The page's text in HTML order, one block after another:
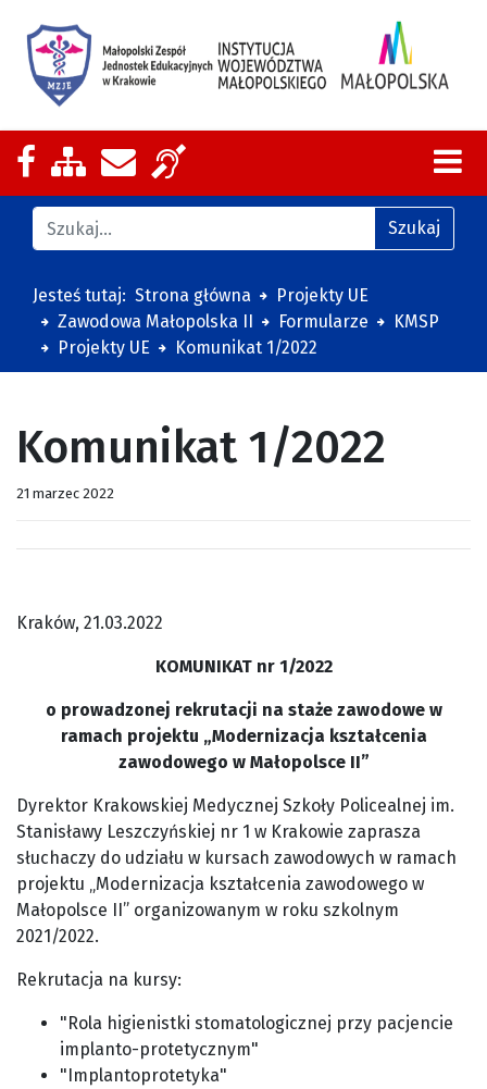
Nasza strona na Facebooku
Zobacz mapę strony
Wyślij emailZakres działalności z tłumaczeniem
Jesteś tutaj: Strona główna
Projekty UE
Zawodowa Małopolska II
Formularze
KMSP
Projekty UE
Komunikat 1/2022
Znajdź na stronie Szukaj
Komunikat 1/2022
21 marzec 2022
Kraków, 21.03.2022
KOMUNIKAT nr 1/2022
o prowadzonej rekrutacji na staże zawodowe w
ramach projektu „Modernizacja kształcenia
zawodowego w Małopolsce II”
Dyrektor Krakowskiej Medycznej Szkoły Policealnej im.
Stanisławy Leszczyńskiej nr 1 w Krakowie zaprasza
słuchaczy do udziału w kursach zawodowych w ramach
projektu „Modernizacja kształcenia zawodowego w
Małopolsce II” organizowanym w roku szkolnym
2021/2022.
Rekrutacja na kursy:
"Rola higienistki stomatologicznej przy pacjencie
implanto-protetycznym"
"Implantoprotetyka"